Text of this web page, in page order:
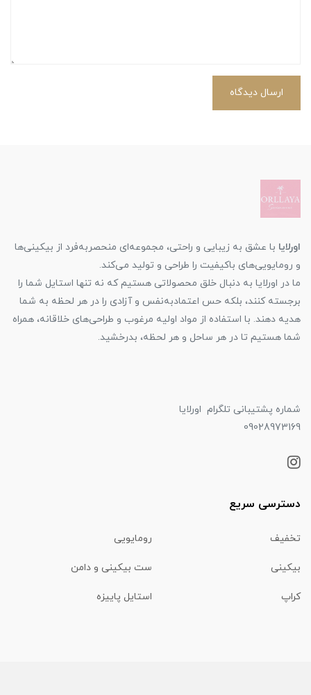
ارسال دیدگاه
اورلایا با عشق به زیبایی و راحتی، مجموعه‌ای منحصربه‌فرد از بیکینی‌ها
و رومایویی‌های باکیفیت را طراحی و تولید می‌کند.
ما در اورلایا به دنبال خلق محصولاتی هستیم که نه تنها استایل شما را
برجسته کنند، بلکه حس اعتمادبه‌نفس و آزادی را در هر لحظه به شما
هدیه دهند. با استفاده از مواد اولیه مرغوب و طراحی‌های خلاقانه، همراه
شما هستیم تا در هر ساحل و هر لحظه، بدرخشید.
شماره پشتیبانی تلگرام اورلایا
09028973169
دسترسی سریع
تخفیف رومایویی
بیکینی ست بیکینی و دامن
کراپ استایل پاییزه